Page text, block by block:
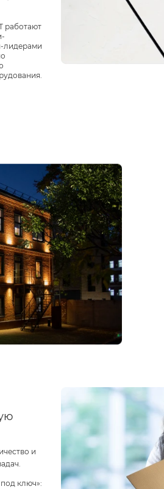
работают
лидерами
и
ключ»: